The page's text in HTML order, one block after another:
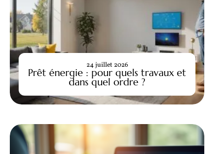
Prêt énergie : pour quels travaux et
dans quel ordre ?
24 juillet 2026